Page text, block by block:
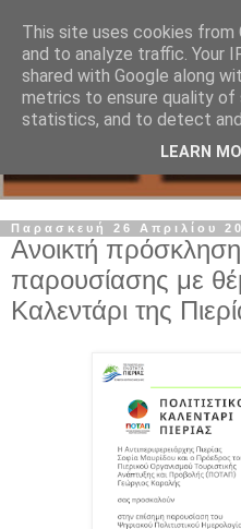
Παρασκευή 26 Απριλίου
Ανοικτή
παρουσίασης με
Καλεντάρι της
This site uses cookies
and to analyze traffic. Your
shared with Google along
metrics to ensure quality of
statistics, and to detect
LEARN